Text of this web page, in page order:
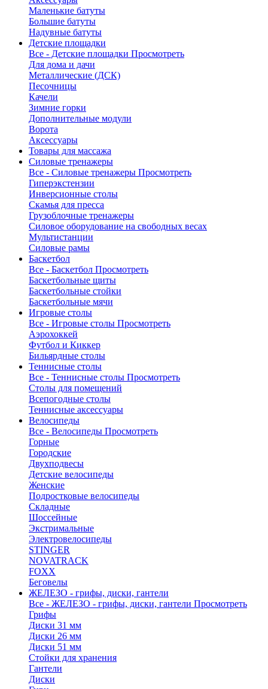
Маленькие батуты
Большие батуты
Надувные батуты
Детские площадки
Все - Детские площадки Просмотреть
Для дома и дачи
Металлические (ДСК)
Песочницы
Качели
Зимние горки
Дополнительные модули
Ворота
Аксессуары
Товары для массажа
Силовые тренажеры
Все - Силовые тренажеры Просмотреть
Гиперэкстензии
Инверсионные столы
Скамья для пресса
Грузоблочные тренажеры
Силовое оборудование на свободных весах
Мультистанции
Силовые рамы
Баскетбол
Все - Баскетбол Просмотреть
Баскетбольные щиты
Баскетбольные стойки
Баскетбольные мячи
Игровые столы
Все - Игровые столы Просмотреть
Аэрохоккей
Футбол и Киккер
Бильярдные столы
Теннисные столы
Все - Теннисные столы Просмотреть
Столы для помещений
Всепогодные столы
Теннисные аксессуары
Велосипеды
Все - Велосипеды Просмотреть
Горные
Городские
Двухподвесы
Детские велосипеды
Женские
Подростковые велосипеды
Складные
Шоссейные
Экстримальные
Электровелосипеды
STINGER
NOVATRACK
FOXX
Беговелы
ЖЕЛЕЗО - грифы, диски, гантели
Все - ЖЕЛЕЗО - грифы, диски, гантели Просмотреть
Грифы
Диски 31 мм
Диски 26 мм
Диски 51 мм
Стойки для хранения
Гантели
Диски